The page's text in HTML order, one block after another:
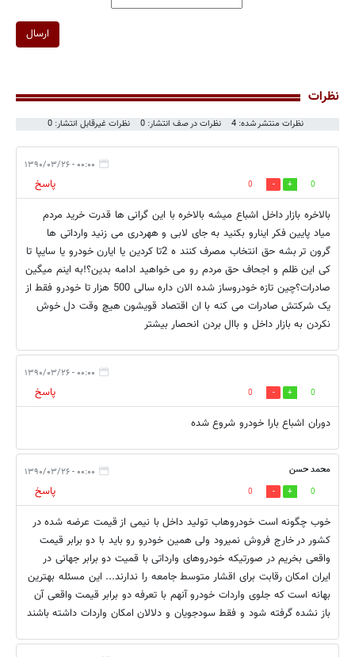
ارسال
نظرات
نظرات منتشر شده: 4 نظرات در صف انتشار: 0 نظرات غیرقابل انتشار: 0
۰۰:۰۰ - ۱۳۹۰/۰۳/۲۶
0
0
پاسخ
بالاخره بازار داخل اشباع میشه بالاخره با این گرانی ها قدرت خرید مردم
میاد پایین فکر اینارو بکنید به جای لابی و ههردری می زنید وارداتی ها
گرون تر بشه حق انتخاب مصرف کنند ه 2تا کردین یا ایارن خودرو یا سایپا تا
کی این ظلم و اجحاف حق مردم رو می خواهید ادامه بدین؟!به اینم میگین
صادرات؟چین تازه خودروساز شده الان داره سالی 500 هزار تا خودرو فقط از
یک شرکتش صادرات می کنه با ان اقتصاد قویشون هیچ وقت دل خوش
نکردن به بازار داخل و باال بردن انحصار بیشتر
۰۰:۰۰ - ۱۳۹۰/۰۳/۲۶
0
0
پاسخ
دوران اشباع بارا خودرو شروع شده
محمد حسن ۰۰:۰۰ - ۱۳۹۰/۰۳/۲۶
0
0
پاسخ
خوب چگونه است خودروهاب تولید داخل با نیمی از قیمت عرضه شده در
کشور در خارج فروش نمیرود ولی همین خودرو رو باید با دو برابر قیمت
واقعی بخریم در صورتیکه خودروهای وارداتی با قمیت دو برابر جهانی در
ایران امکان رقابت برای اقشار متوسط جامعه را ندارند... این مسئله بهترین
بهانه است که جلوی واردات خودرو آنهم با تعرفه دو برابر قیمت واقعی آن
باز نشده گرفته شود و فقط سودجویان و دلالان امکان واردات داشته باشند